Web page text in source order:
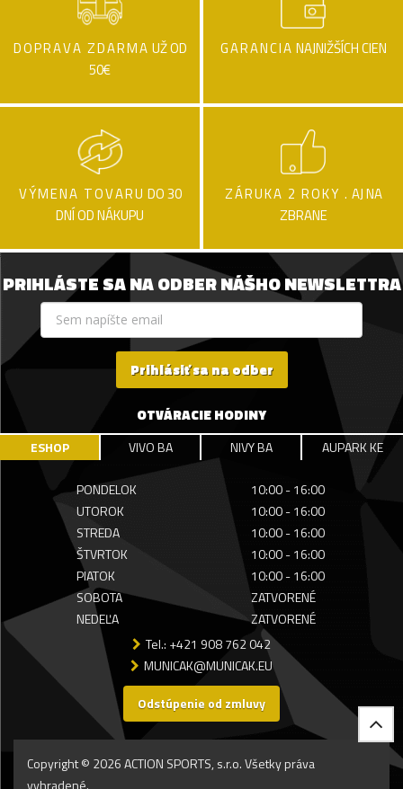
DOPRAVA ZDARMA UŽ OD
50€
GARANCIA NAJNIŽŠÍCH CIEN
VÝMENA TOVARU DO 30
DNÍ OD NÁKUPU
ZÁRUKA 2 ROKY . AJ NA
ZBRANE
PRIHLÁSTE SA NA ODBER NÁŠHO NEWSLETTRA
Prihlásiť sa na odber
OTVÁRACIE HODINY
ESHOP VIVO BA NIVY BA AUPARK KE
PONDELOK
10:00 - 16:00
UTOROK
10:00 - 16:00
STREDA
10:00 - 16:00
ŠTVRTOK
10:00 - 16:00
PIATOK
10:00 - 16:00
SOBOTA
ZATVORENÉ
NEDEĽA
ZATVORENÉ
Tel.: +421 908 762 042
MUNICAK@MUNICAK.EU
Odstúpenie od zmluvy
Copyright © 2026 ACTION SPORTS, s.r.o. Všetky práva
vyhradené.